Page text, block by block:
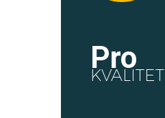
Pro
KVALITET